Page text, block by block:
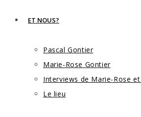
ET NOUS?
Pascal Gontier
Marie-Rose Gontier
Interviews de Marie-Rose et
Le lieu